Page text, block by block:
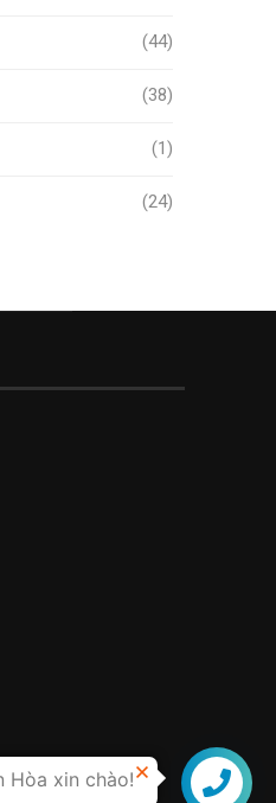
(44)
(38)
(1)
(24)
Hòa xin chào!